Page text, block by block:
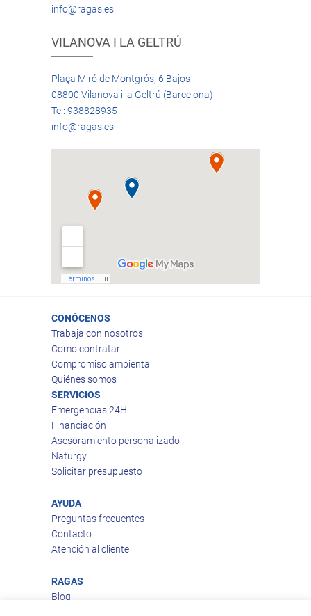
info@ragas.es
VILANOVA I LA GELTRÚ
Plaça Miró de Montgrós, 6 Bajos
08800 Vilanova i la Geltrú (Barcelona)
Tel: 938828935
info@ragas.es
CONÓCENOS
Trabaja con nosotros
Como contratar
Compromiso ambiental
Quiénes somos
SERVICIOS
Emergencias 24H
Financiación
Asesoramiento personalizado
Naturgy
Solicitar presupuesto
AYUDA
Preguntas frecuentes
Contacto
Atención al cliente
RAGAS
Blog